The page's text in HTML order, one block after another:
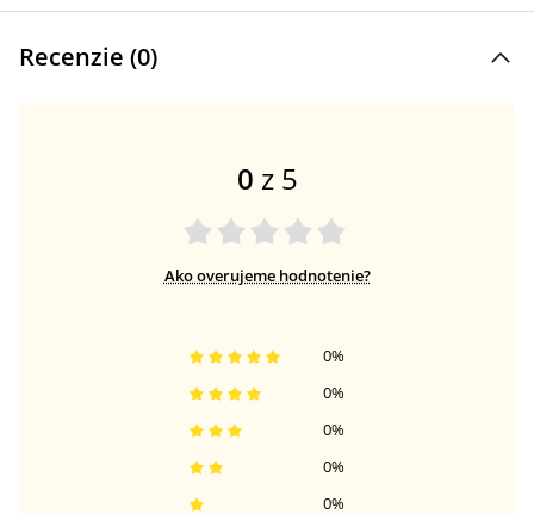
Recenzie (0)
0 z 5
Ako overujeme hodnotenie?
0%
0%
0%
0%
0%